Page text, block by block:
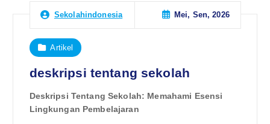
Sekolahindonesia Mei, Sen, 2026
Artikel
deskripsi tentang sekolah
Deskripsi Tentang Sekolah: Memahami Esensi
Lingkungan Pembelajaran